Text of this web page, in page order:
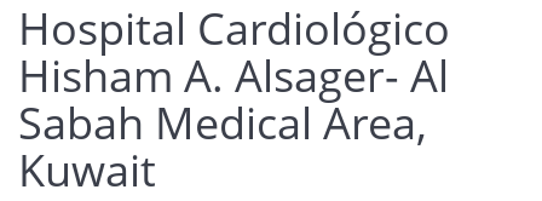
Hospital Cardiológico
Hisham A. Alsager- Al
Sabah Medical Area,
Kuwait